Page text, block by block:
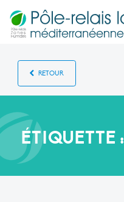
RETOUR
ÉTIQUETTE :